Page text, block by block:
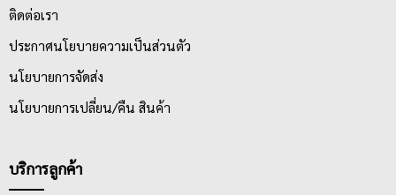
ติดต่อเรา
ประกาศนโยบายความเป็นส่วนตัว
นโยบายการจัดส่ง
นโยบายการเปลี่ยน/คืน สินค้า
บริการลูกค้า